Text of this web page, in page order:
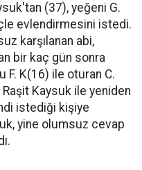
(37), yeğeni G.
evlendirmesini istedi.
karşılanan abi,
bir kaç gün sonra
F. K(16) ile oturan C.
Kaysuk ile yeniden
istediği kişiye
yine olumsuz cevap